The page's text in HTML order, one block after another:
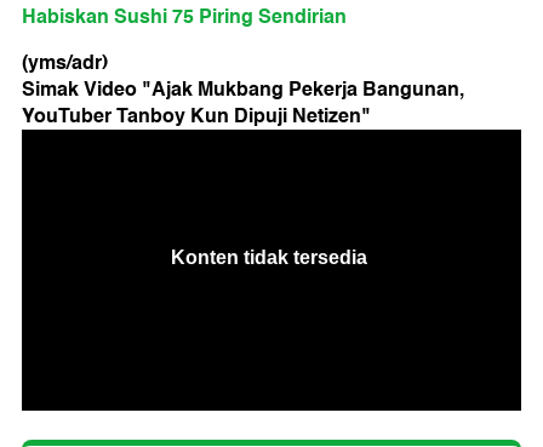
Habiskan Sushi 75 Piring Sendirian
(yms/adr)
Simak Video "Ajak Mukbang Pekerja Bangunan,
YouTuber Tanboy Kun Dipuji Netizen"